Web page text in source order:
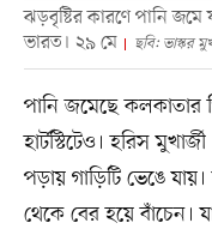
ঝড়বৃষ্টির কারণে পানি জমে
ভারত। ২৯ মে
ছবি: ভাস্কর
পানি জমেছে
হার্টস্টিটেও। হরিস
পড়ায় গাড়িটি ভেঙে
থেকে বের হয়ে বাঁচেন।